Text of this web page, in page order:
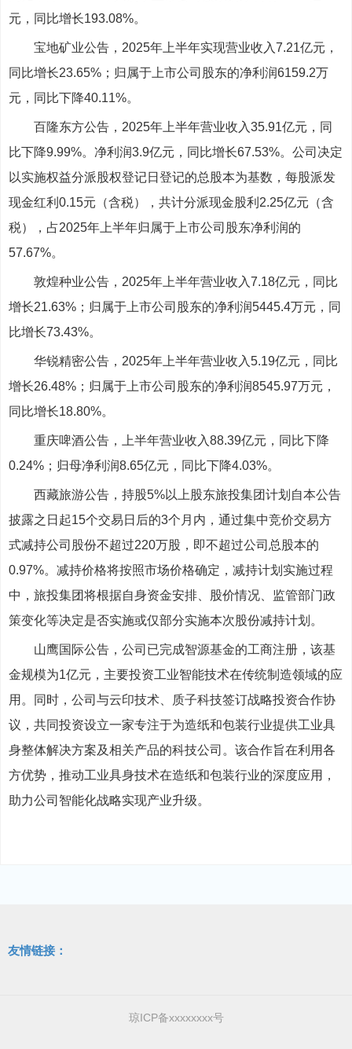
元，同比增长193.08%。
宝地矿业公告，2025年上半年实现营业收入7.21亿元，
同比增长23.65%；归属于上市公司股东的净利润6159.2万
元，同比下降40.11%。
百隆东方公告，2025年上半年营业收入35.91亿元，同
比下降9.99%。净利润3.9亿元，同比增长67.53%。公司决定
以实施权益分派股权登记日登记的总股本为基数，每股派发
现金红利0.15元（含税），共计分派现金股利2.25亿元（含
税），占2025年上半年归属于上市公司股东净利润的
57.67%。
敦煌种业公告，2025年上半年营业收入7.18亿元，同比
增长21.63%；归属于上市公司股东的净利润5445.4万元，同
比增长73.43%。
华锐精密公告，2025年上半年营业收入5.19亿元，同比
增长26.48%；归属于上市公司股东的净利润8545.97万元，
同比增长18.80%。
重庆啤酒公告，上半年营业收入88.39亿元，同比下降
0.24%；归母净利润8.65亿元，同比下降4.03%。
西藏旅游公告，持股5%以上股东旅投集团计划自本公告
披露之日起15个交易日后的3个月内，通过集中竞价交易方
式减持公司股份不超过220万股，即不超过公司总股本的
0.97%。减持价格将按照市场价格确定，减持计划实施过程
中，旅投集团将根据自身资金安排、股价情况、监管部门政
策变化等决定是否实施或仅部分实施本次股份减持计划。
山鹰国际公告，公司已完成智源基金的工商注册，该基
金规模为1亿元，主要投资工业智能技术在传统制造领域的应
用。同时，公司与云印技术、质子科技签订战略投资合作协
议，共同投资设立一家专注于为造纸和包装行业提供工业具
身整体解决方案及相关产品的科技公司。该合作旨在利用各
方优势，推动工业具身技术在造纸和包装行业的深度应用，
助力公司智能化战略实现产业升级。
友情链接：
琼ICP备xxxxxxxx号